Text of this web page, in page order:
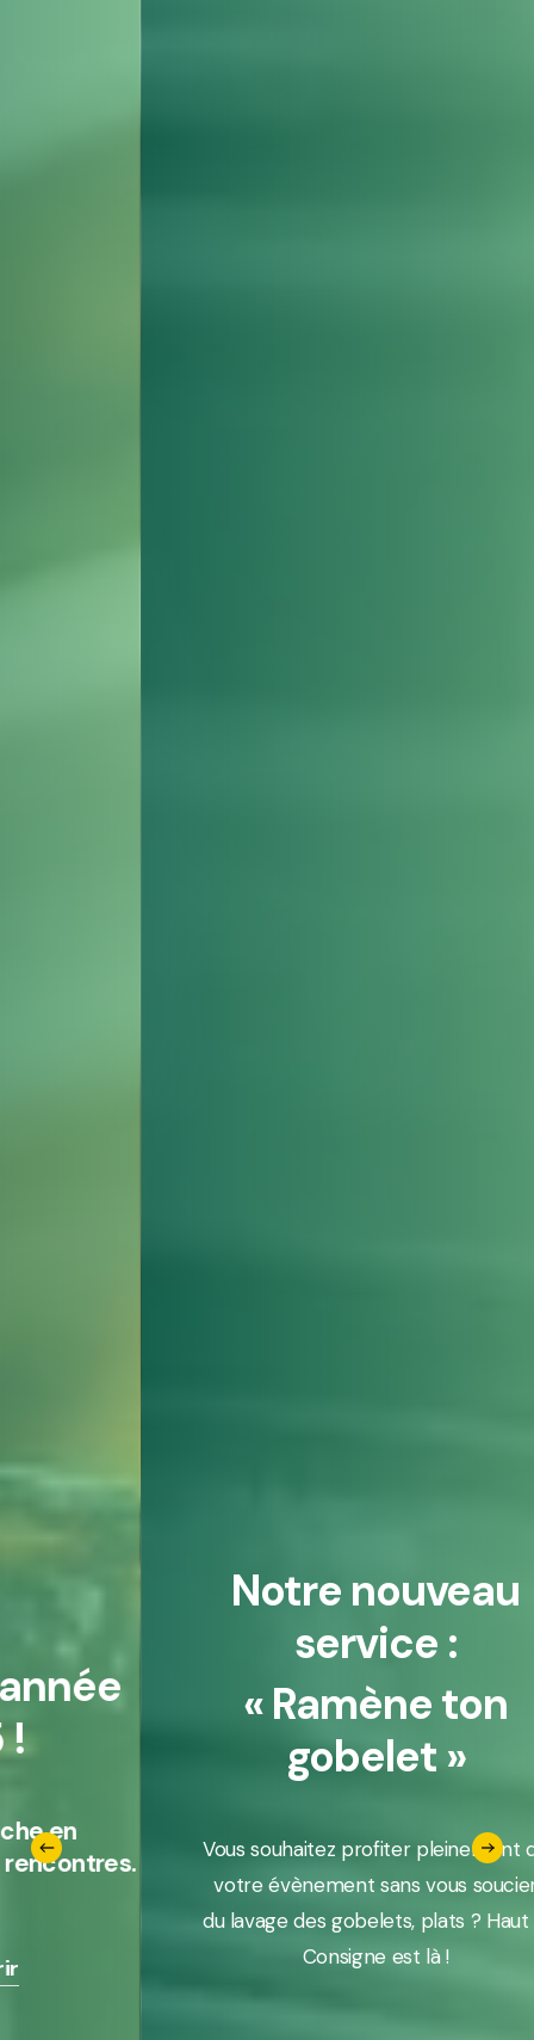
Notre nouveau
service :
« Ramène ton
gobelet »
Vous souhaitez profiter pleinement de
votre évènement sans vous soucier
du lavage des gobelets, plats ? Haut la
Consigne est là !